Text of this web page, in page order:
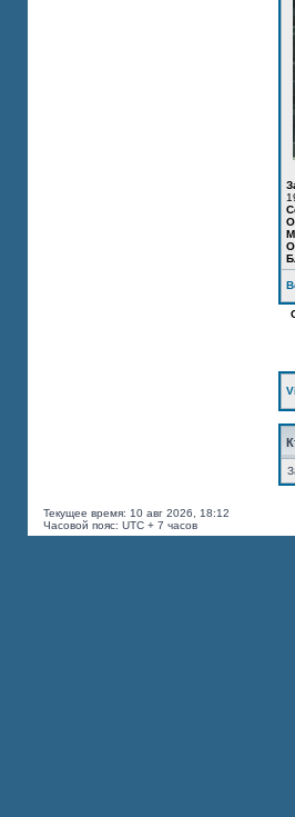
О
Текущее время: 10 авг 2026, 18:12
Часовой пояс: UTC + 7 часов